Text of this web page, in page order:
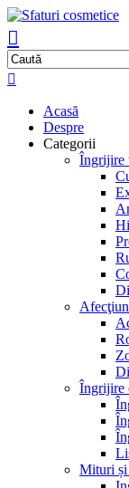
Acasă
Despre
Categorii
Îngrijire
Îngrijire
Mituri și